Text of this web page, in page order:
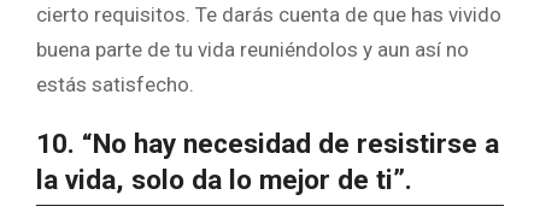
cierto requisitos. Te darás cuenta de que has vivido
buena parte de tu vida reuniéndolos y aun así no
estás satisfecho.
10. “No hay necesidad de resistirse a
la vida, solo da lo mejor de ti”.